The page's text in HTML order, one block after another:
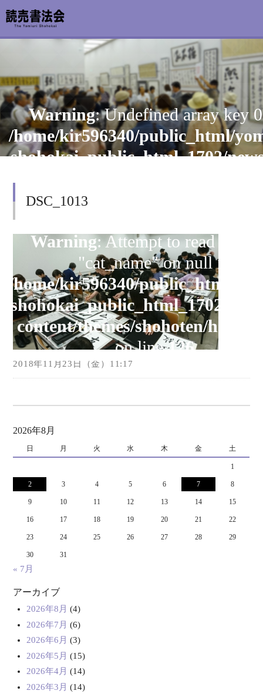
Warning: Undefined array key
/home/kir596340/public_html/
shohokai_public_html_1702/
Warning: Attempt to read
"cat_name" on null in
/home/kir596340/public_html/
shohokai_public_html_1702/
content/themes/shohoten/
on line126
DSC_1013
2018年11月23日（金）11:17
2026年8月
日 月 火 水 木 金 土
1
2 3 4 5 6 7 8
9 10 11 12 13 14 15
16 17 18 19 20 21 22
23 24 25 26 27 28 29
30 31
« 7月
アーカイブ
2026年8月 (4)
2026年7月 (6)
2026年6月 (3)
2026年5月 (15)
2026年4月 (14)
2026年3月 (14)
お知らせ
読売書法会について
読売書法展
書道教室検索
デジタルアーカイブ
オンラインショップ
お問い合わせ